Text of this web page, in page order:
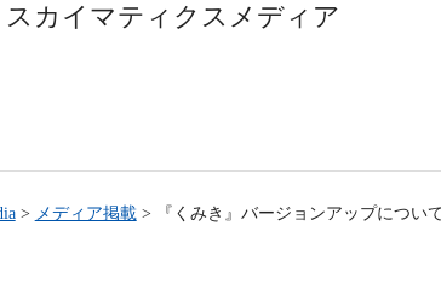
スカイマティクスメディア
> メディア掲載> 『くみき』バージョンアップについ